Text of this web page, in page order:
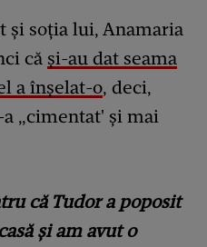
și soția lui, Anamaria
că și-au dat seama
a înșelat-o, deci,
„cimentat' și mai
că Tudor a poposit
și am avut o